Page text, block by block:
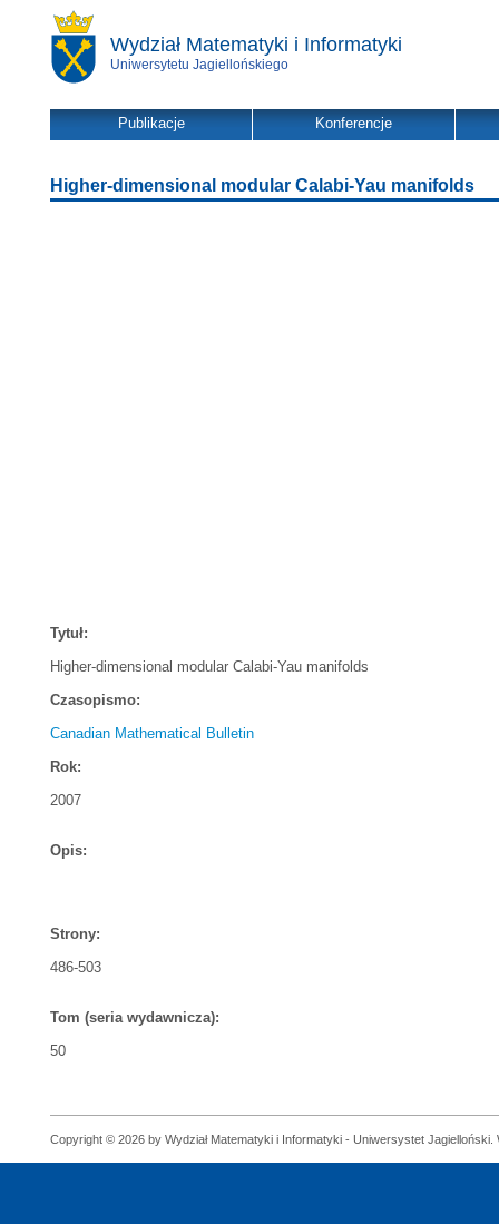
Wydział Matematyki i Informatyki
Uniwersytetu Jagiellońskiego
Publikacje Konferencje
Higher-dimensional modular Calabi-Yau manifolds
Tytuł:
Higher-dimensional modular Calabi-Yau manifolds
Czasopismo:
Canadian Mathematical Bulletin
Rok:
2007
Opis:
Strony:
486-503
Tom (seria wydawnicza):
50
Copyright © 2026 by Wydział Matematyki i Informatyki - Uniwersystet